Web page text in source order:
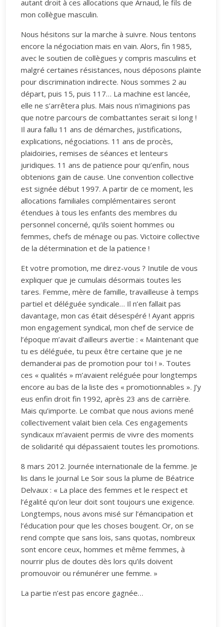
autant droit à ces allocations que Arnaud, le fils de
mon collègue masculin.
Nous hésitons sur la marche à suivre. Nous tentons
encore la négociation mais en vain. Alors, fin 1985,
avec le soutien de collègues y compris masculins et
malgré certaines résistances, nous déposons plainte
pour discrimination indirecte. Nous sommes 2 au
départ, puis 15, puis 117… La machine est lancée,
elle ne s’arrêtera plus. Mais nous n’imaginions pas
que notre parcours de combattantes serait si long !
Il aura fallu 11 ans de démarches, justifications,
explications, négociations. 11 ans de procès,
plaidoiries, remises de séances et lenteurs
juridiques. 11 ans de patience pour qu’enfin, nous
obtenions gain de cause. Une convention collective
est signée début 1997. A partir de ce moment, les
allocations familiales complémentaires seront
étendues à tous les enfants des membres du
personnel concerné, qu’ils soient hommes ou
femmes, chefs de ménage ou pas. Victoire collective
de la détermination et de la patience !
Et votre promotion, me direz-vous ? Inutile de vous
expliquer que je cumulais désormais toutes les
tares. Femme, mère de famille, travailleuse à temps
partiel et déléguée syndicale… Il n’en fallait pas
davantage, mon cas était désespéré ! Ayant appris
mon engagement syndical, mon chef de service de
l’époque m’avait d’ailleurs avertie : « Maintenant que
tu es déléguée, tu peux être certaine que je ne
demanderai pas de promotion pour toi ! ». Toutes
ces « qualités » m’avaient reléguée pour longtemps
encore au bas de la liste des « promotionnables ». J’y
eus enfin droit fin 1992, après 23 ans de carrière.
Mais qu’importe. Le combat que nous avions mené
collectivement valait bien cela. Ces engagements
syndicaux m’avaient permis de vivre des moments
de solidarité qui dépassaient toutes les promotions.
8 mars 2012. Journée internationale de la femme. Je
lis dans le journal Le Soir sous la plume de Béatrice
Delvaux : « La place des femmes et le respect et
l’égalité qu’on leur doit sont toujours une exigence.
Longtemps, nous avons misé sur l’émancipation et
l’éducation pour que les choses bougent. Or, on se
rend compte que sans lois, sans quotas, nombreux
sont encore ceux, hommes et même femmes, à
nourrir plus de doutes dès lors qu’ils doivent
promouvoir ou rémunérer une femme. »
La partie n’est pas encore gagnée…